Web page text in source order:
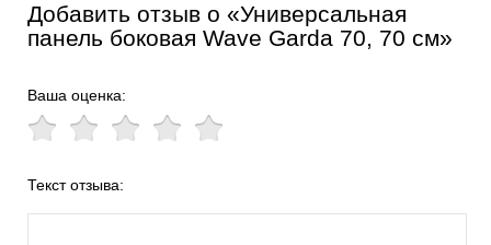
Добавить отзыв о «Универсальная
панель боковая Wave Garda 70, 70 см»
Ваша оценка:
Текст отзыва: